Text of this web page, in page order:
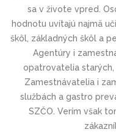
sa v živote vpred.
hodnotu uvítajú najmä
škôl, základných škôl a
Agentúry i
opatrovatelia
Zamestnávatelia i
službách a gastro
SZČO. Verím však